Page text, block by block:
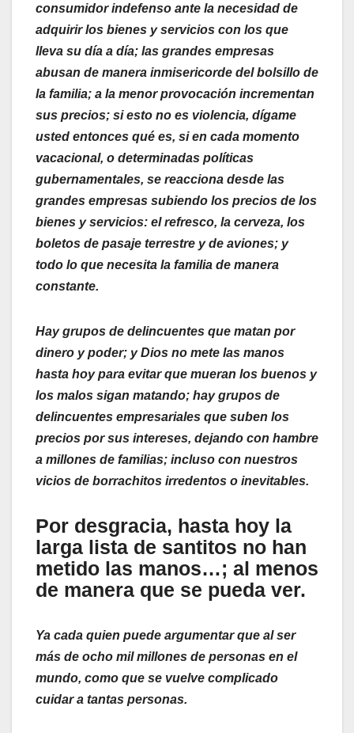
consumidor indefenso ante la necesidad de
adquirir los bienes y servicios con los que
lleva su día a día; las grandes empresas
abusan de manera inmisericorde del bolsillo de
la familia; a la menor provocación incrementan
sus precios; si esto no es violencia, dígame
usted entonces qué es, si en cada momento
vacacional, o determinadas políticas
gubernamentales, se reacciona desde las
grandes empresas subiendo los precios de los
bienes y servicios: el refresco, la cerveza, los
boletos de pasaje terrestre y de aviones; y
todo lo que necesita la familia de manera
constante.
Hay grupos de delincuentes que matan por
dinero y poder; y Dios no mete las manos
hasta hoy para evitar que mueran los buenos y
los malos sigan matando; hay grupos de
delincuentes empresariales que suben los
precios por sus intereses, dejando con hambre
a millones de familias; incluso con nuestros
vicios de borrachitos irredentos o inevitables.
Por desgracia, hasta hoy la
larga lista de santitos no han
metido las manos…; al menos
de manera que se pueda ver.
Ya cada quien puede argumentar que al ser
más de ocho mil millones de personas en el
mundo, como que se vuelve complicado
cuidar a tantas personas.